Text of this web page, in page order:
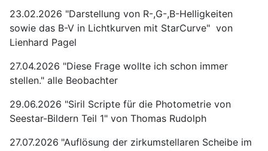
23.02.2026 "Darstellung von R-,G-,B-Helligkeiten
sowie das B-V in Lichtkurven mit StarCurve" von
Lienhard Pagel
27.04.2026 "Diese Frage wollte ich schon immer
stellen." alle Beobachter
29.06.2026 "Siril Scripte für die Photometrie von
Seestar-Bildern Teil 1" von Thomas Rudolph
27.07.2026 "Auflösung der zirkumstellaren Scheibe im